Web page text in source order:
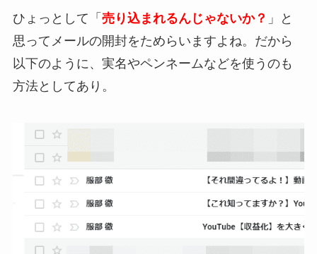
ひょっとして「 売り込まれるんじゃないか？ 」と
思ってメールの開封をためらいますよね。だから
以下のように、実名やペンネームなどを使うのも
方法としてあり。